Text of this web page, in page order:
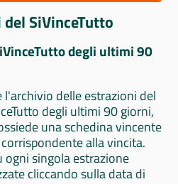
SiVinceTutto
degli ultimi 90
l'archivio delle estrazioni del
degli ultimi 90 giorni,
una schedina vincente
alla vincita.
singola estrazione
cliccando sulla data di